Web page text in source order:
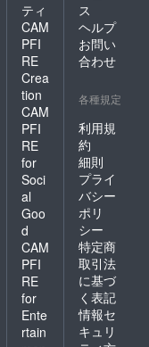
ティ
CAM
PFI
RE
Crea
tion
CAM
PFI
RE
for
Soci
al
Goo
d
CAM
PFI
RE
for
Ente
rtain
ス
ヘルプ
お問い
合わせ
各種規定
利用規
約
細則
プライ
バシー
ポリ
シー
特定商
取引法
に基づ
く表記
情報セ
キュリ